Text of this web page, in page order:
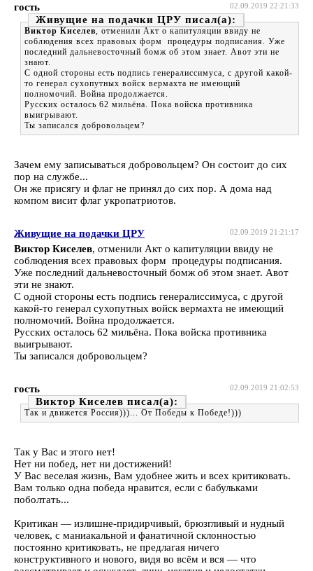
02.09.2019 22:21:33
гость
Живущие на подачки ЦРУ
Виктор Киселев, отменили Акт о капитуляции ввиду не
соблюдения всех правовых форм процедуры подписания. Уже
последний дальневосточный бомж об этом знает. Авот эти не
знают.
С одной стороны есть подпись генералиссимуса, с другой какой-
то генерал сухопутных войск вермахта не имеющий
полномочий. Война продолжается.
Русских осталось 62 мильёна. Пока войска противника
выигрывают.
Ты записался добровольцем?
Зачем ему записываться добровольцем? Он состоит до сих
пор на службе...
Он же присягу и флаг не принял до сих пор. А дома над
компом висит флаг укропатриотов.
02.09.2019 21:21:17
Живущие на подачки ЦРУ
Виктор Киселев, отменили Акт о капитуляции ввиду не
соблюдения всех правовых форм процедуры подписания.
Уже последний дальневосточный бомж об этом знает. Авот
эти не знают.
С одной стороны есть подпись генералиссимуса, с другой
какой-то генерал сухопутных войск вермахта не имеющий
полномочий. Война продолжается.
Русских осталось 62 мильёна. Пока войска противника
выигрывают.
Ты записался добровольцем?
02.09.2019 21:02:53
гость
Виктор Киселев
Так и движется Россия)))... От Победы к Победе!)))
Так у Вас и этого нет!
Нет ни побед, нет ни достижений!
У Вас веселая жизнь, Вам удобнее жить и всех критиковать.
Вам только одна победа нравится, если с бабульками
поболтать...
Критикан — излишне-придирчивый, брюзгливый и нудный
человек, с маниакальной и фанатичной склонностью
постоянно критиковать, не предлагая ничего
конструктивного и нового, видя во всём и вся — что